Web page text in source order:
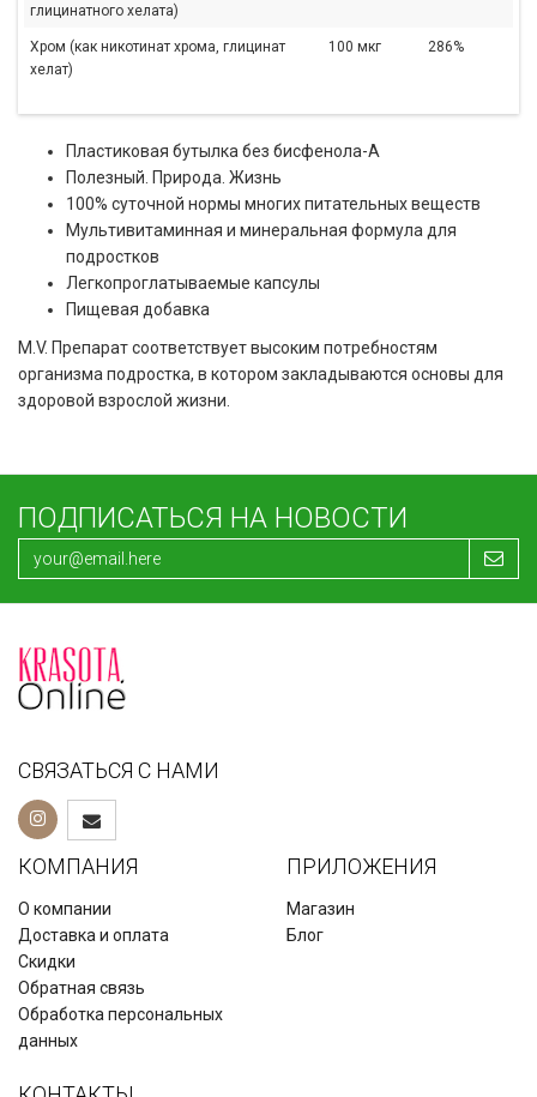
глицинатного хелата)
Хром (как никотинат хрома, глицинат
хелат)
100 мкг 286%
Пластиковая бутылка без бисфенола-А
Полезный. Природа. Жизнь
100% суточной нормы многих питательных веществ
Мультивитаминная и минеральная формула для
подростков
Легкопроглатываемые капсулы
Пищевая добавка
M.V. Препарат соответствует высоким потребностям
организма подростка, в котором закладываются основы для
здоровой взрослой жизни.
ПОДПИСАТЬСЯ НА НОВОСТИ
СВЯЗАТЬСЯ С НАМИ
КОМПАНИЯ
О компании
Доставка и оплата
Скидки
Обратная связь
Обработка персональных
данных
ПРИЛОЖЕНИЯ
Магазин
Блог